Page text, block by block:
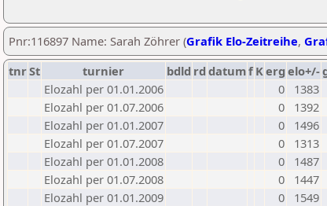
Pnr:116897 Name: Sarah Zöhrer (Grafik Elo-Zeitreihe,
tnrSt turnier bdld rd datumf Kerg elo+/-
Elozahl per 01.01.2006
0
1383
Elozahl per 01.07.2006
0
1392
Elozahl per 01.01.2007
0
1496
Elozahl per 01.07.2007
0
1313
Elozahl per 01.01.2008
0
1487
Elozahl per 01.07.2008
0
1447
Elozahl per 01.01.2009
0
1549